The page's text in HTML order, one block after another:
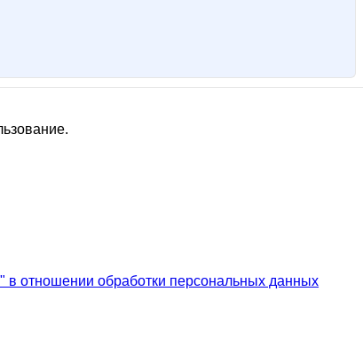
в отношении обработки персональных данных